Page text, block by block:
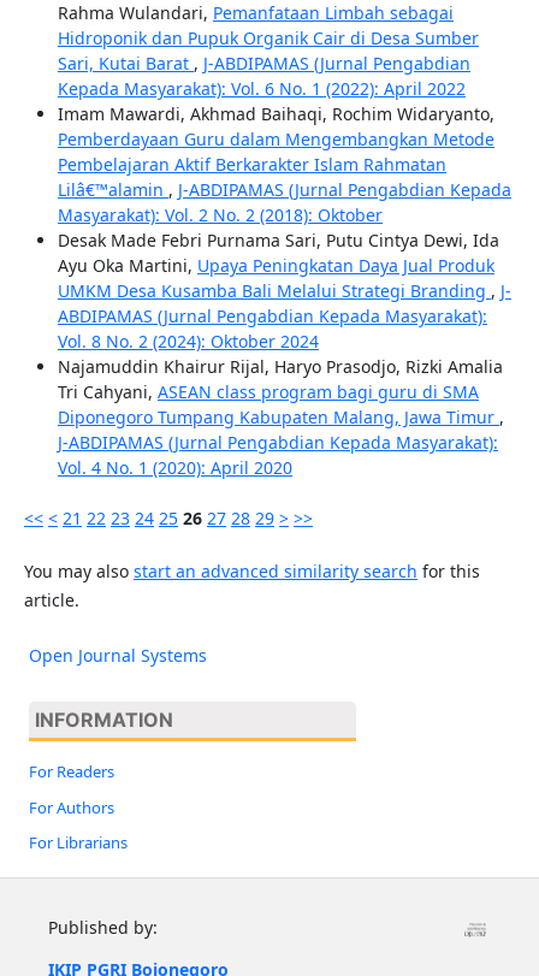
Rahma Wulandari, Pemanfataan Limbah sebagai
Hidroponik dan Pupuk Organik Cair di Desa Sumber
Sari, Kutai Barat , J-ABDIPAMAS (Jurnal Pengabdian
Kepada Masyarakat): Vol. 6 No. 1 (2022): April 2022
Imam Mawardi, Akhmad Baihaqi, Rochim Widaryanto,
Pemberdayaan Guru dalam Mengembangkan Metode
Pembelajaran Aktif Berkarakter Islam Rahmatan
Lilâ€™alamin , J-ABDIPAMAS (Jurnal Pengabdian Kepada
Masyarakat): Vol. 2 No. 2 (2018): Oktober
Desak Made Febri Purnama Sari, Putu Cintya Dewi, Ida
Ayu Oka Martini, Upaya Peningkatan Daya Jual Produk
UMKM Desa Kusamba Bali Melalui Strategi Branding , J-
ABDIPAMAS (Jurnal Pengabdian Kepada Masyarakat):
Vol. 8 No. 2 (2024): Oktober 2024
Najamuddin Khairur Rijal, Haryo Prasodjo, Rizki Amalia
Tri Cahyani, ASEAN class program bagi guru di SMA
Diponegoro Tumpang Kabupaten Malang, Jawa Timur ,
J-ABDIPAMAS (Jurnal Pengabdian Kepada Masyarakat):
Vol. 4 No. 1 (2020): April 2020
<< < 21 22 23 24 25 26 27 28 29 > >>
You may also start an advanced similarity search for this
article.
Open Journal Systems
INFORMATION
For Readers
For Authors
For Librarians
Published by:
IKIP PGRI Bojonegoro